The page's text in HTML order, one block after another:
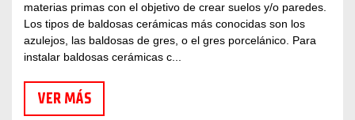
materias primas con el objetivo de crear suelos y/o paredes.
Los tipos de baldosas cerámicas más conocidas son los
azulejos, las baldosas de gres, o el gres porcelánico. Para
instalar baldosas cerámicas c...
VER MÁS